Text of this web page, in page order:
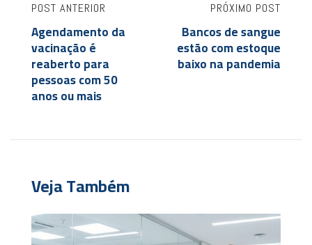
POST ANTERIOR
Agendamento da
vacinação é
reaberto para
pessoas com 50
anos ou mais
PRÓXIMO POST
Bancos de sangue
estão com estoque
baixo na pandemia
Veja Também